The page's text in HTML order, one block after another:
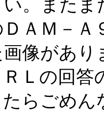
。また
ＡＭ－
像があり
Ｌの回答
らごめ